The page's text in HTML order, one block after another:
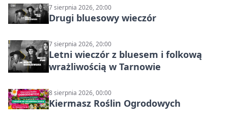
7 sierpnia 2026, 20:00
Drugi bluesowy wieczór
7 sierpnia 2026, 20:00
Letni wieczór z bluesem i folkową
wrażliwością w Tarnowie
8 sierpnia 2026, 00:00
Kiermasz Roślin Ogrodowych